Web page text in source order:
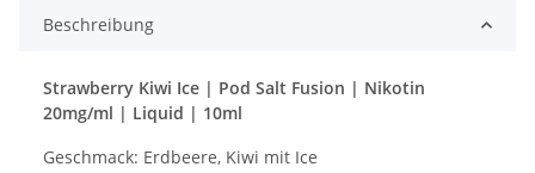
Beschreibung
Strawberry Kiwi Ice | Pod Salt Fusion | Nikotin
20mg/ml | Liquid | 10ml
Geschmack: Erdbeere, Kiwi mit Ice